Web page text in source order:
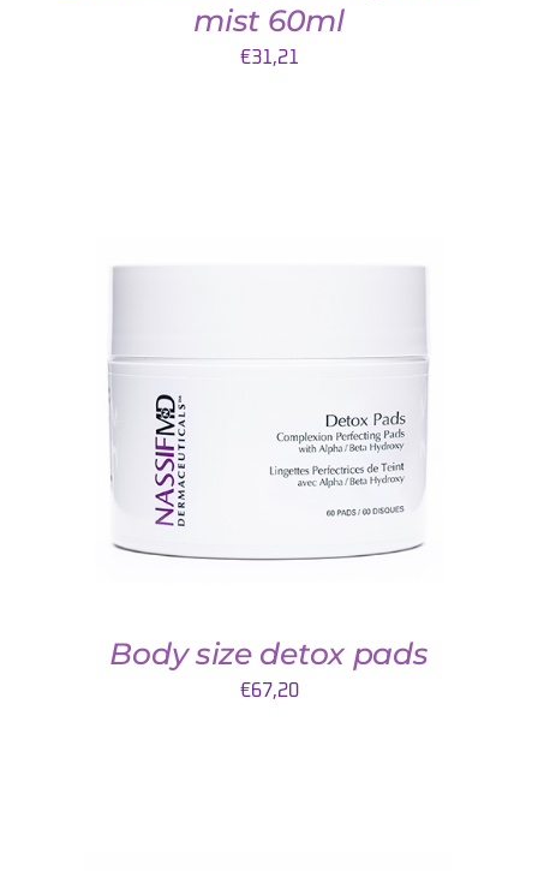
mist 60ml
€31,21
TOEVOEGEN AAN WINKELWAGEN
/
DETAILS
Body size detox pads
€67,20